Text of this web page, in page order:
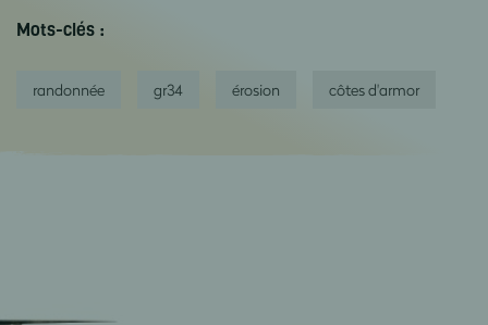
Mots-clés :
randonnée gr34 érosion côtes d'armor